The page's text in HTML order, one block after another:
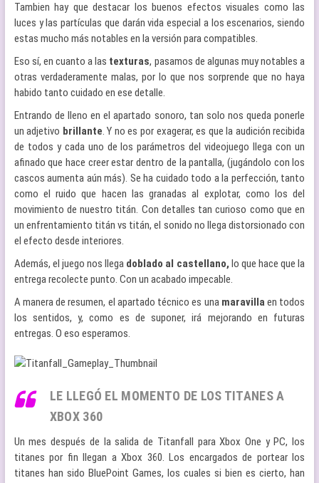
Tambien hay que destacar los buenos efectos visuales como las
luces y las partículas que darán vida especial a los escenarios, siendo
estas mucho más notables en la versión para compatibles.
Eso sí, en cuanto a las texturas, pasamos de algunas muy notables a
otras verdaderamente malas, por lo que nos sorprende que no haya
habido tanto cuidado en ese detalle.
Entrando de lleno en el apartado sonoro, tan solo nos queda ponerle
un adjetivo brillante. Y no es por exagerar, es que la audición recibida
de todos y cada uno de los parámetros del videojuego llega con un
afinado que hace creer estar dentro de la pantalla, (jugándolo con los
cascos aumenta aún más). Se ha cuidado todo a la perfección, tanto
como el ruido que hacen las granadas al explotar, como los del
movimiento de nuestro titán. Con detalles tan curioso como que en
un enfrentamiento titán vs titán, el sonido no llega distorsionado con
el efecto desde interiores.
Además, el juego nos llega doblado al castellano, lo que hace que la
entrega recolecte punto. Con un acabado impecable.
A manera de resumen, el apartado técnico es una maravillaen todos
los sentidos, y, como es de suponer, irá mejorando en futuras
entregas. O eso esperamos.
LE LLEGÓ EL MOMENTO DE LOS TITANES A
XBOX 360
Un mes después de la salida de Titanfall para Xbox One y PC, los
titanes por fin llegan a Xbox 360. Los encargados de portear los
titanes han sido BluePoint Games, los cuales si bien es cierto, han